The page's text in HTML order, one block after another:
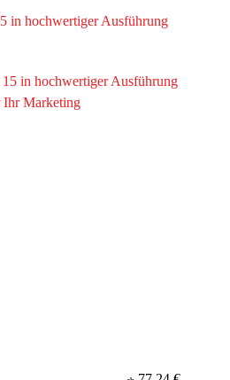
in hochwertiger Ausführung